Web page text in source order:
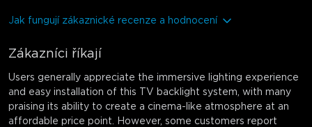
Jak fungují zákaznické recenze a hodnocení
Zákazníci říkají
Users generally appreciate the immersive lighting experience
and easy installation of this TV backlight system, with many
praising its ability to create a cinema-like atmosphere at an
affordable price point. However, some customers report